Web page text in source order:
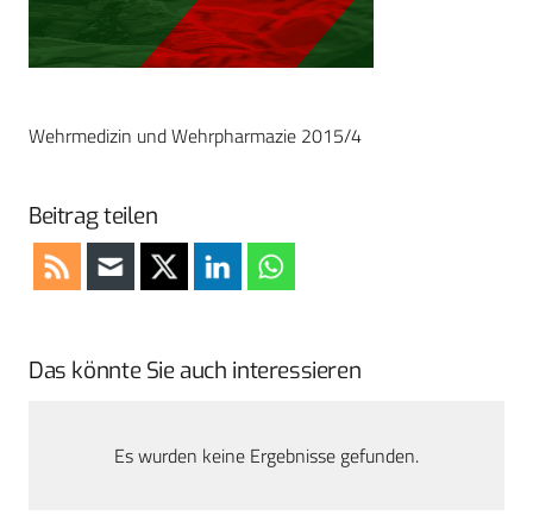
Wehrmedizin und Wehrpharmazie 2015/4
Beitrag teilen
Das könnte Sie auch interessieren
Es wurden keine Ergebnisse gefunden.